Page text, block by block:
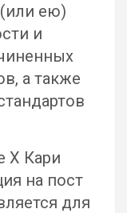
ею)
и
а также
X Кари
на пост
для